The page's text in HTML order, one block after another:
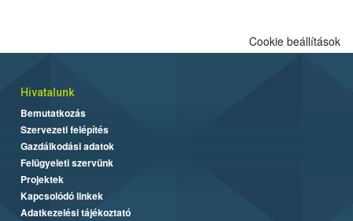
Cookie beállítások
Hivatalunk
Bemutatkozás
Szervezeti felépítés
Gazdálkodási adatok
Felügyeleti szervünk
Projektek
Kapcsolódó linkek
Adatkezelési tájékoztató